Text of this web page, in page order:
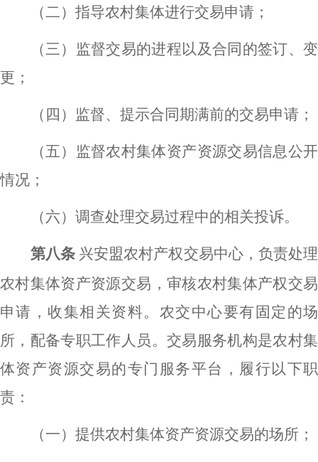
（二）指导农村集体进行交易申请；
（三）监督交易的进程以及合同的签订、变
更；
（四）监督、提示合同期满前的交易申请；
（五）监督农村集体资产资源交易信息公开
情况；
（六）调查处理交易过程中的相关投诉。
第八条 兴安盟农村产权交易中心，负责处理
农村集体资产资源交易，审核农村集体产权交易
申请，收集相关资料。农交中心要有固定的场
所，配备专职工作人员。交易服务机构是农村集
体资产资源交易的专门服务平台，履行以下职
责：
（一）提供农村集体资产资源交易的场所；